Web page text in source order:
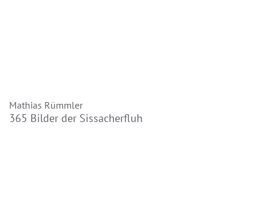
Mathias Rümmler
365 Bilder der Sissacherfluh